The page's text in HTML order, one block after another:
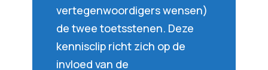
vertegenwoordigers wensen)
de twee toetsstenen. Deze
kennisclip richt zich op de
invloed van de